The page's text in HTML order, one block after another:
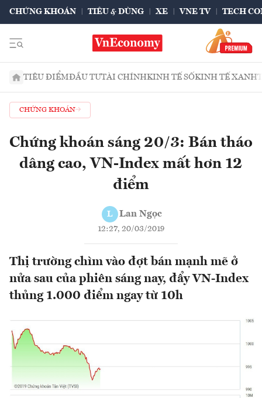
CHỨNG KHOÁN TIÊU & DÙNG XE VNE TV TECH
TIÊU ĐIỂMĐẦU TƯTÀI CHÍNHKINH TẾ SỐKINH TẾ XANH
CHỨNG KHOÁN
Chứng khoán sáng 20/3: Bán tháo
dâng cao, VN-Index mất hơn 12
điểm
L Lan Ngọc
12:27, 20/03/2019
Thị trường chìm vào đợt bán mạnh mẽ ở
nửa sau của phiên sáng nay, đẩy VN-Index
thủng 1.000 điểm ngay từ 10h